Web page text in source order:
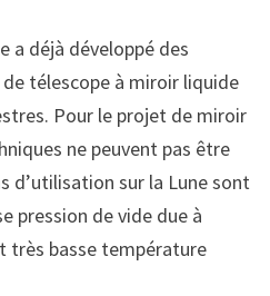
a déjà développé des
télescope à miroir liquide
Pour le projet de miroir
ne peuvent pas être
d’utilisation sur la Lune sont
pression de vide due à
très basse température